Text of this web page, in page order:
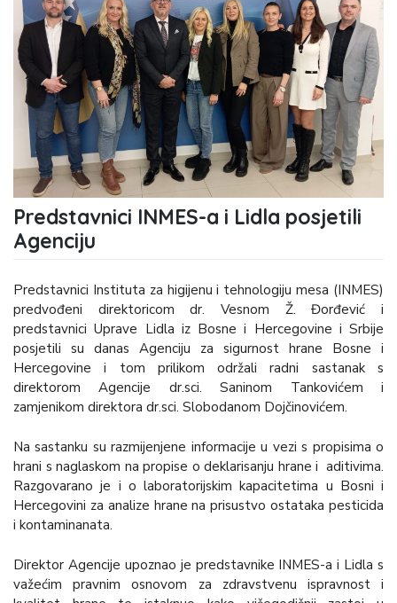
Predstavnici INMES-a i Lidla posjetili
Agenciju
Predstavnici Instituta za higijenu i tehnologiju mesa (INMES)
predvođeni direktoricom dr. Vesnom Ž. Đorđević i
predstavnici Uprave Lidla iz Bosne i Hercegovine i Srbije
posjetili su danas Agenciju za sigurnost hrane Bosne i
Hercegovine i tom prilikom održali radni sastanak s
direktorom Agencije dr.sci. Saninom Tankovićem i
zamjenikom direktora dr.sci. Slobodanom Dojčinovićem.
Na sastanku su razmijenjene informacije u vezi s propisima o
hrani s naglaskom na propise o deklarisanju hrane i aditivima.
Razgovarano je i o laboratorijskim kapacitetima u Bosni i
Hercegovini za analize hrane na prisustvo ostataka pesticida
i kontaminanata.
Direktor Agencije upoznao je predstavnike INMES-a i Lidla s
važećim pravnim osnovom za zdravstvenu ispravnost i